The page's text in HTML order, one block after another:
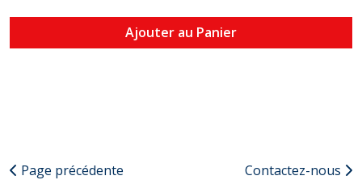
Ajouter au Panier
Page précédente Contactez-nous